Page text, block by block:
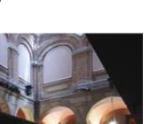
de
la